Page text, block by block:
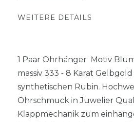
WEITERE DETAILS
1 Paar Ohrhänger Motiv
massiv 333 - 8 Karat
synthetischen Rubin.
Ohrschmuck in Juwelier
Klappmechanik zum